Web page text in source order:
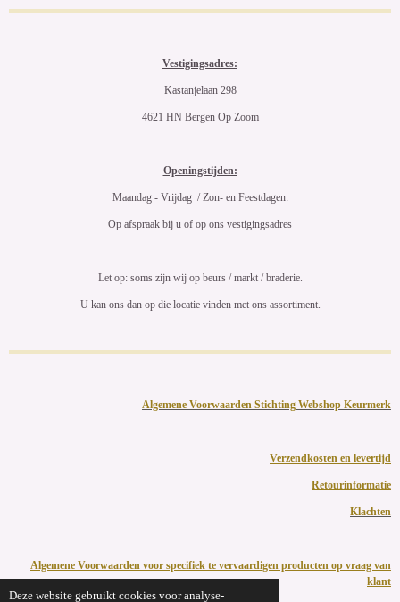
Deze website gebruikt cookies voor analyse-
Vestigingsadres:
Kastanjelaan 298
4621 HN Bergen Op Zoom
Openingstijden:
Maandag - Vrijdag / Zon- en Feestdagen:
Op afspraak bij u of op ons vestigingsadres
Let op: soms zijn wij op beurs / markt / braderie.
U kan ons dan op die locatie vinden met ons assortiment.
Algemene Voorwaarden Stichting Webshop Keurmerk
Verzendkosten en levertijd
Retourinformatie
Klachten
Algemene Voorwaarden voor specifiek te vervaardigen producten op vraag van
klant